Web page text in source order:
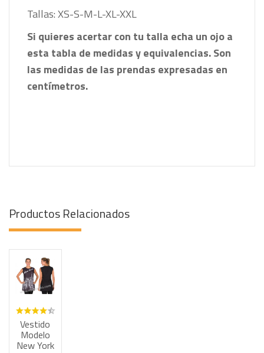
Tallas: XS-S-M-L-XL-XXL
Si quieres acertar con tu talla echa un ojo a
esta tabla de medidas y equivalencias. Son
las medidas de las prendas expresadas en
centímetros.
Productos Relacionados
Vestido
Modelo
New York
Haz tus consultas por WhatsApp